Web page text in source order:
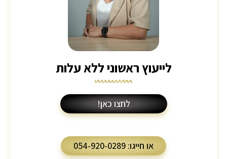
לייעוץ ראשוני ללא עלות
לחצו כאן!
או חייגו: 054-920-0289